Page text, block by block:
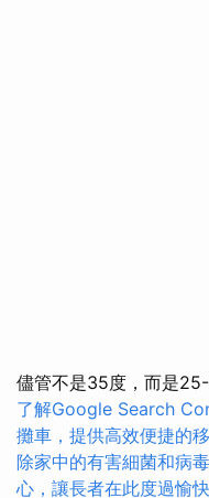
儘管不是35度，而是
了解Google Search
攤車，提供高效便捷的
除家中的有害細菌和病毒
心，讓長者在此度過愉